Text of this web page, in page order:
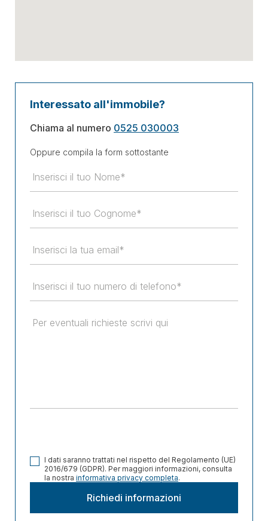
Interessato all'immobile?
Chiama al numero 0525 030003
Oppure compila la form sottostante
I dati saranno trattati nel rispetto del Regolamento (UE)
2016/679 (GDPR). Per maggiori informazioni, consulta
la nostra informativa privacy completa.